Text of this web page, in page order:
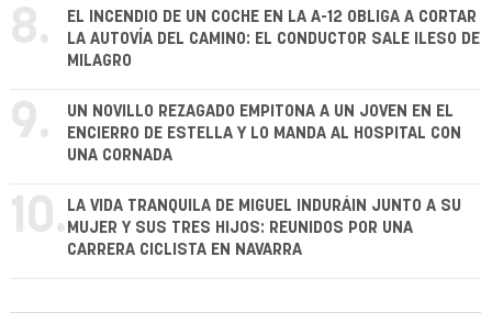
8.
EL INCENDIO DE UN COCHE EN LA A-12 OBLIGA A CORTAR
LA AUTOVÍA DEL CAMINO: EL CONDUCTOR SALE ILESO DE
MILAGRO
9.
UN NOVILLO REZAGADO EMPITONA A UN JOVEN EN EL
ENCIERRO DE ESTELLA Y LO MANDA AL HOSPITAL CON
UNA CORNADA
10. LA VIDA TRANQUILA DE MIGUEL INDURÁIN JUNTO A SU
MUJER Y SUS TRES HIJOS: REUNIDOS POR UNA
CARRERA CICLISTA EN NAVARRA